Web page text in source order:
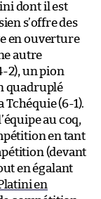
dont il est
s’offre des
en ouverture
autre
2), un pion
quadruplé
(6-1).
au coq,
en tant
(devant
en égalant
en